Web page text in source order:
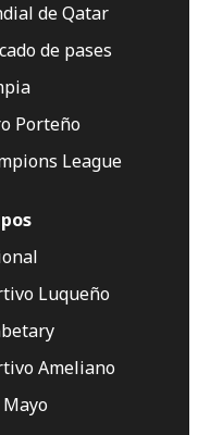
de Qatar
de pases
Porteño
League
Luqueño
Ameliano